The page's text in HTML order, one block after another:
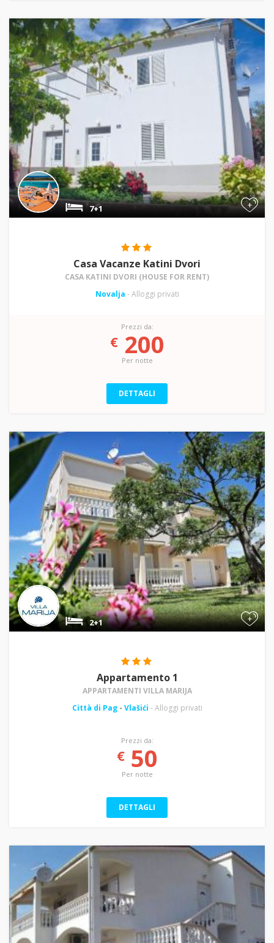
+
7+1
Casa Vacanze Katini Dvori
CASA KATINI DVORI (HOUSE FOR RENT)
Novalja - Alloggi privati
Prezzi da:
€200
Per notte
DETTAGLI
+
2+1
Appartamento 1
APPARTAMENTI VILLA MARIJA
Città di Pag - Vlašići - Alloggi privati
Prezzi da:
€50
Per notte
DETTAGLI